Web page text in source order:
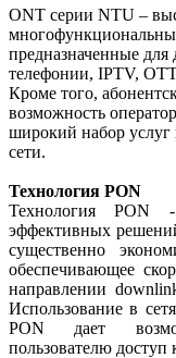
ONT серии NTU –
предназначенные
телефонии, IPTV,
Кроме того,
возможность
широкий набор услуг
сети.
Технология PON
Технология
эффективных
существенно
обеспечивающее
направлении
Использование в
PON дает
пользователю доступ